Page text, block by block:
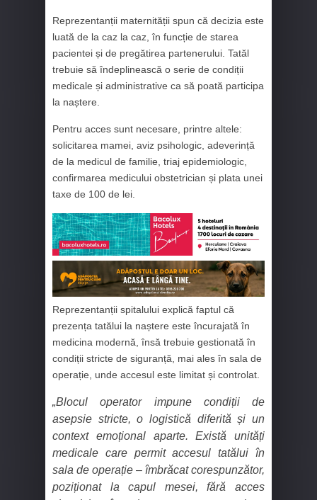
Reprezentanții maternității spun că decizia este
luată de la caz la caz, în funcție de starea
pacientei și de pregătirea partenerului. Tatăl
trebuie să îndeplinească o serie de condiții
medicale și administrative ca să poată participa
la naștere.
Pentru acces sunt necesare, printre altele:
solicitarea mamei, aviz psihologic, adeverință
de la medicul de familie, triaj epidemiologic,
confirmarea medicului obstetrician și plata unei
taxe de 100 de lei.
Reprezentanții spitalului explică faptul că
prezența tatălui la naștere este încurajată în
medicina modernă, însă trebuie gestionată în
condiții stricte de siguranță, mai ales în sala de
operație, unde accesul este limitat și controlat.
„Blocul operator impune condiții de
asepsie stricte, o logistică diferită și un
context emoțional aparte. Există unități
medicale care permit accesul tatălui în
sala de operație – îmbrăcat corespunzător,
poziționat la capul mesei, fără acces